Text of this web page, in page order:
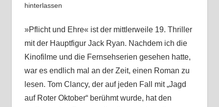
hinterlassen
»Pflicht und Ehre« ist der mittlerweile 19. Thriller
mit der Hauptfigur Jack Ryan. Nachdem ich die
Kinofilme und die Fernsehserien gesehen hatte,
war es endlich mal an der Zeit, einen Roman zu
lesen. Tom Clancy, der auf jeden Fall mit „Jagd
auf Roter Oktober“ berühmt wurde, hat den